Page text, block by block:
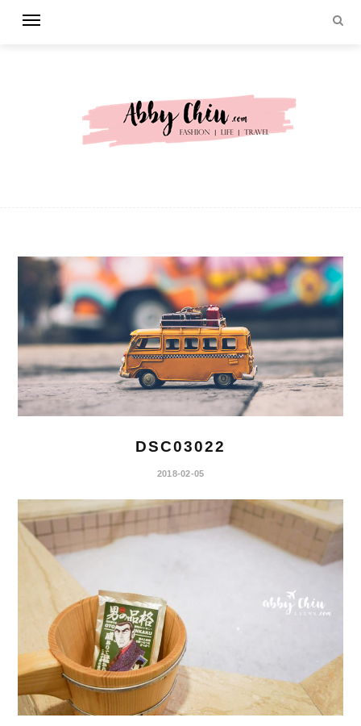
DSC03022
2018-02-05